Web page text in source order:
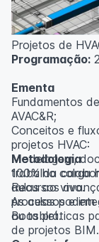
Projetos de
Programação:
Ementa
Fundamentos
AVAC&R;
Conceitos e
projetos HVAC:
Modelagem,
trabalho
Recursos
processos e
Boas práticas
de projetos BIM.
Metodologia
100% da carga
aulas ao vivo.
As aulas
ou tablet.